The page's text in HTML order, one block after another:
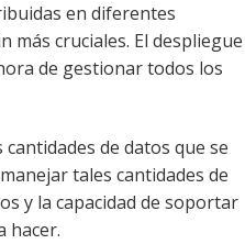
en diferentes
más cruciales. El despliegue
de gestionar todos los
de datos que se
tales cantidades de
y la capacidad de soportar
hacer.